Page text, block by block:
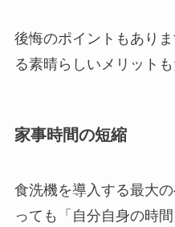
後悔のポイントもあり
る素晴らしいメリット
家事時間の短縮
食洗機を導入する最大
っても「自分自身の時